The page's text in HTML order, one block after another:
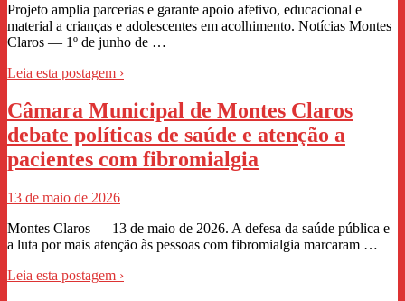
Projeto amplia parcerias e garante apoio afetivo, educacional e
material a crianças e adolescentes em acolhimento. Notícias Montes
Claros — 1º de junho de …
Leia esta postagem ›
Câmara Municipal de Montes Claros
debate políticas de saúde e atenção a
pacientes com fibromialgia
13 de maio de 2026
Montes Claros — 13 de maio de 2026. A defesa da saúde pública e
a luta por mais atenção às pessoas com fibromialgia marcaram …
Leia esta postagem ›